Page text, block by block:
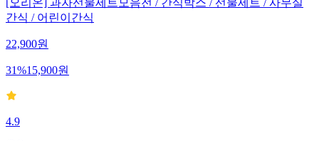
[오리온] 과자선물세트모음전 / 간식박스 / 선물세트 / 사무실
간식 / 어린이간식
22,900원
31%15,900원
4.9